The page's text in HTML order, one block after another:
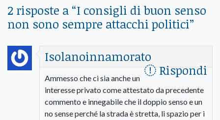
2 risposte a “I consigli di buon senso
non sono sempre attacchi politici”
Isolanoinnamorato
Rispondi
Ammesso che ci sia anche un
interesse privato come attestato da precedente
commento e innegabile che il doppio senso e un
no sense perché la strada è stretta, li spazio per i